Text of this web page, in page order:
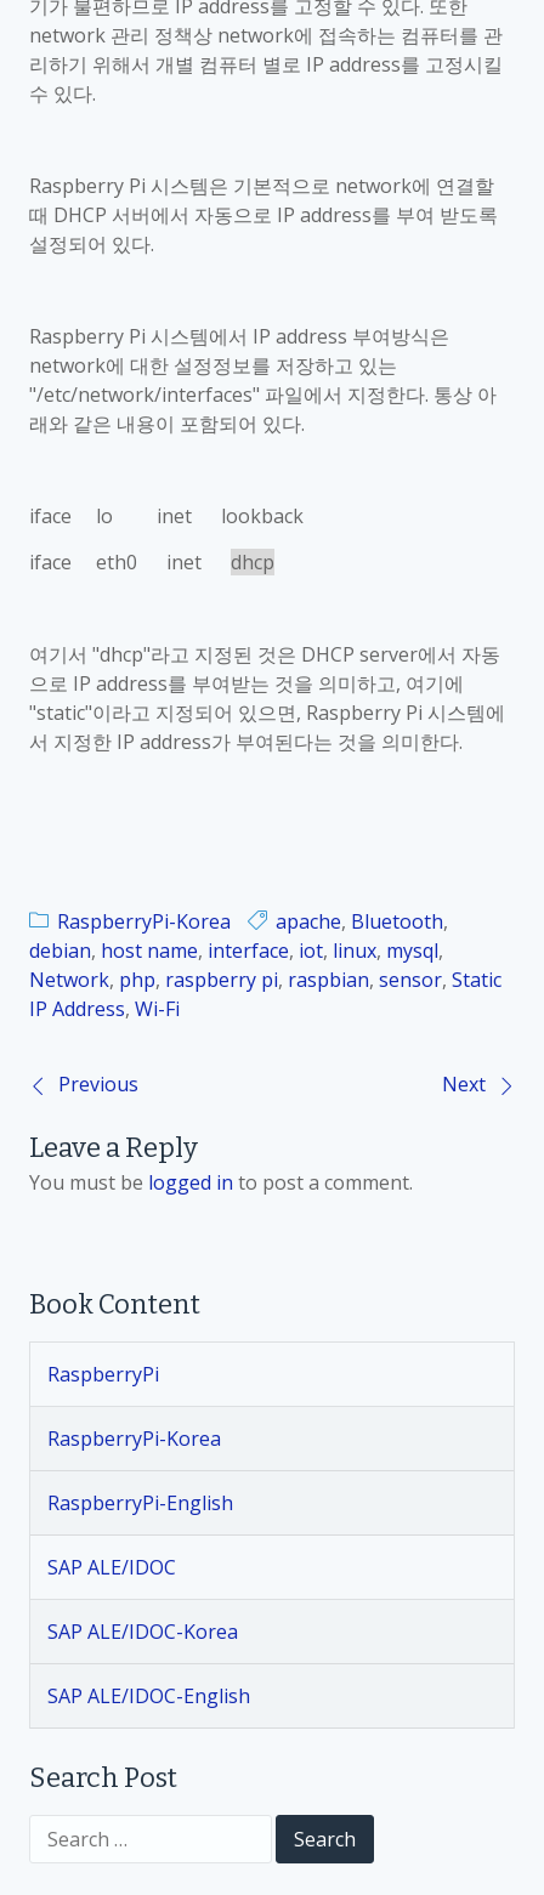
기가 불편하므로 IP address를 고정할 수 있다. 또한
network 관리 정책상 network에 접속하는 컴퓨터를 관
리하기 위해서 개별 컴퓨터 별로 IP address를 고정시킬
수 있다.
Raspberry Pi 시스템은 기본적으로 network에 연결할
때 DHCP 서버에서 자동으로 IP address를 부여 받도록
설정되어 있다.
Raspberry Pi 시스템에서 IP address 부여방식은
network에 대한 설정정보를 저장하고 있는
"/etc/network/interfaces" 파일에서 지정한다. 통상 아
래와 같은 내용이 포함되어 있다.
iface lo inet lookback
iface eth0 inet dhcp
여기서 "dhcp"라고 지정된 것은 DHCP server에서 자동
으로 IP address를 부여받는 것을 의미하고, 여기에
"static"이라고 지정되어 있으면, Raspberry Pi 시스템에
서 지정한 IP address가 부여된다는 것을 의미한다.
RaspberryPi-Korea apache, Bluetooth,
debian, host name, interface, iot, linux, mysql,
Network, php, raspberry pi, raspbian, sensor, Static
IP Address, Wi-Fi
P
o
n
a
v
g
a
i
o
n
Previous Next
Leave a Reply
You must be logged in to post a comment.
Book Content
RaspberryPi
RaspberryPi-Korea
RaspberryPi-English
SAP ALE/IDOC
SAP ALE/IDOC-Korea
SAP ALE/IDOC-English
Search Post